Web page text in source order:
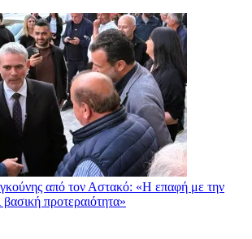
από τον Αστακό: «Η επαφή με την
βασική προτεραιότητα»